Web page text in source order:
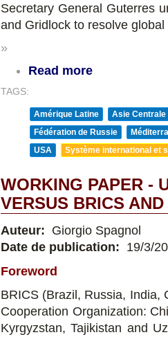
Secretary General Guterres
and Gridlock to resolve
»
Read more
TAGS:
Amérique Latine
Asie Centrale
Fédération de Russie
USA
Système international et
WORKING PAPER -
VERSUS BRICS AND
Auteur: Giorgio Spagnol
Date de publication: 19/3/
Foreword
BRICS (Brazil, Russia, India,
Cooperation Organization:
Kyrgyzstan, Tajikistan and